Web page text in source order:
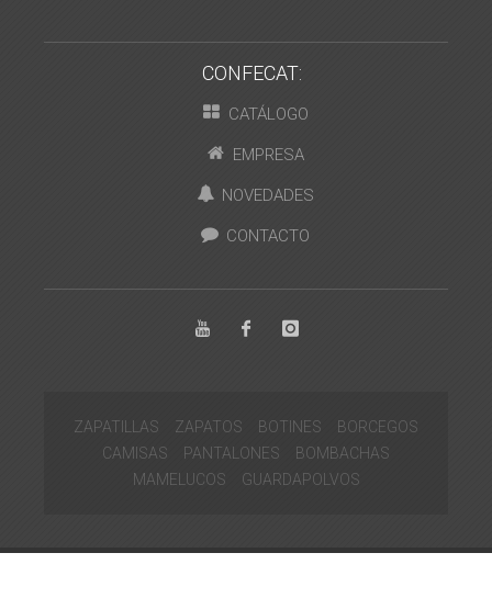
CONFECAT:
CATÁLOGO
EMPRESA
NOVEDADES
CONTACTO
ZAPATILLAS ZAPATOS BOTINES
BORCEGOS
CAMISAS
PANTALONES
BOMBACHAS
MAMELUCOS
GUARDAPOLVOS